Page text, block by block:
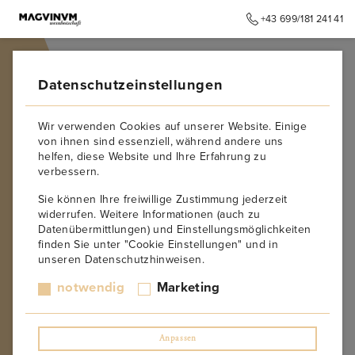
+43 699/181 241 41
Datenschutzeinstellungen
Wir verwenden Cookies auf unserer Website. Einige
von ihnen sind essenziell, während andere uns
helfen, diese Website und Ihre Erfahrung zu
verbessern.
Sie können Ihre freiwillige Zustimmung jederzeit
widerrufen. Weitere Informationen (auch zu
Datenübermittlungen) und Einstellungsmöglichkeiten
finden Sie unter "Cookie Einstellungen" und in
unseren Datenschutzhinweisen.
notwendig Marketing
Anpassen